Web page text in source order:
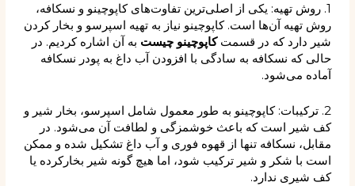
1. روش تهیه: یکی از اصلی‌ترین تفاوت‌های کاپوچینو و نسکافه،
روش تهیه آن‌ها است. کاپوچینو نیاز به تهیه اسپرسو و بخار کردن
شیر دارد که در قسمتکاپوچینو چیستبه آن اشاره کردیم. در
حالی که نسکافه به سادگی با افزودن آب داغ به پودر نسکافه
آماده می‌شود.
2. ترکیبات: کاپوچینو به طور معمول شامل اسپرسو، بخار شیر و
کف شیر است که باعث خوشمزگی و لطافت آن می‌شود. در
مقابل، نسکافه تنها از قهوه فوری و آب داغ تشکیل شده و ممکن
است با شکر و شیر ترکیب شود، اما هیچ‌ گونه شیر بخارکرده یا
کف شیری ندارد.